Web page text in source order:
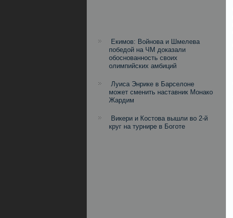
Екимов: Войнова и Шмелева
победой на ЧМ доказали
обоснованность своих
олимпийских амбиций
Луиса Энрике в Барселоне
может сменить наставник Монако
Жардим
Викери и Костова вышли во 2-й
круг на турнире в Боготе